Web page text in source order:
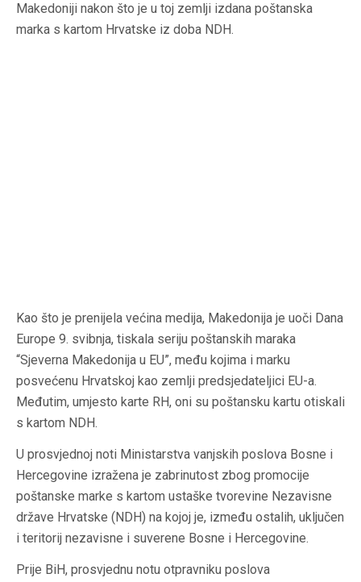
Makedoniji nakon što je u toj zemlji izdana poštanska
marka s kartom Hrvatske iz doba NDH.
Kao što je prenijela većina medija, Makedonija je uoči Dana
Europe 9. svibnja, tiskala seriju poštanskih maraka
“Sjeverna Makedonija u EU”, među kojima i marku
posvećenu Hrvatskoj kao zemlji predsjedateljici EU-a.
Međutim, umjesto karte RH, oni su poštansku kartu otiskali
s kartom NDH.
U prosvjednoj noti Ministarstva vanjskih poslova Bosne i
Hercegovine izražena je zabrinutost zbog promocije
poštanske marke s kartom ustaške tvorevine Nezavisne
države Hrvatske (NDH) na kojoj je, između ostalih, uključen
i teritorij nezavisne i suverene Bosne i Hercegovine.
Prije BiH, prosvjednu notu otpravniku poslova